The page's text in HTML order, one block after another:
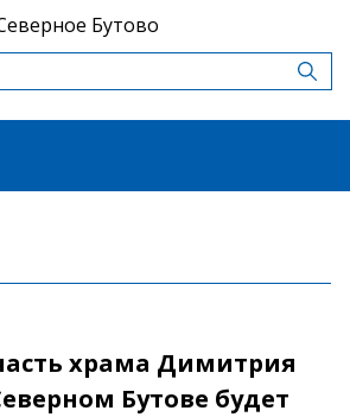
Бутово
храма Димитрия
Бутове будет